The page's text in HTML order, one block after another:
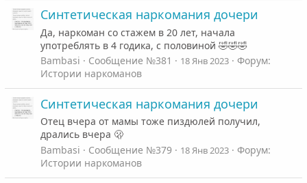
Синтетическая наркомания дочери
Да, наркоман со стажем в 20 лет, начала
употреблять в 4 годика, с половиной 🤣🤣🤣
Bambasi
Сообщение №381 18 Янв 2023
Форум:
Истории наркоманов
Синтетическая наркомания дочери
Отец вчера от мамы тоже пиздюлей получил,
дрались вчера 🫢
Bambasi
Сообщение №379 18 Янв 2023
Форум:
Истории наркоманов